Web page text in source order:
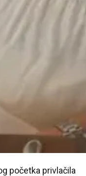
početka privlačila